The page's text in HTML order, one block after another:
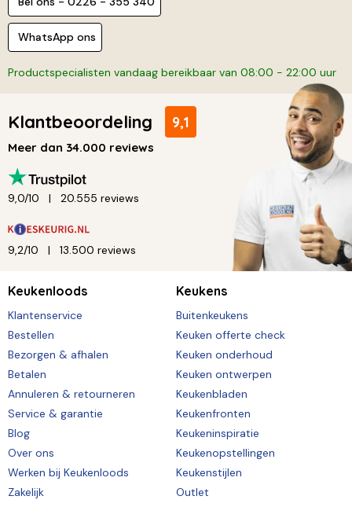
WhatsApp ons
Productspecialisten vandaag bereikbaar van 08:00 - 22:00 uur
Klantbeoordeling 9,1
Meer dan 34.000 reviews
9,0/10 20.555 reviews
9,2/10 13.500 reviews
Keukenloods
Klantenservice
Bestellen
Bezorgen & afhalen
Betalen
Annuleren & retourneren
Service & garantie
Blog
Over ons
Werken bij Keukenloods
Zakelijk
Keukens
Buitenkeukens
Keuken offerte check
Keuken onderhoud
Keuken ontwerpen
Keukenbladen
Keukenfronten
Keukeninspiratie
Keukenopstellingen
Keukenstijlen
Outlet